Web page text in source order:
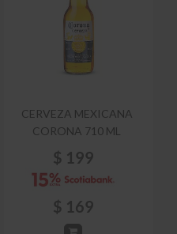
CERVEZA MEXICANA
CORONA 710 ML
$ 199
$ 169